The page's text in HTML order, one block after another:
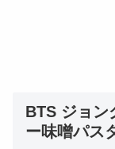
BTS ジョン
ー味噌パス